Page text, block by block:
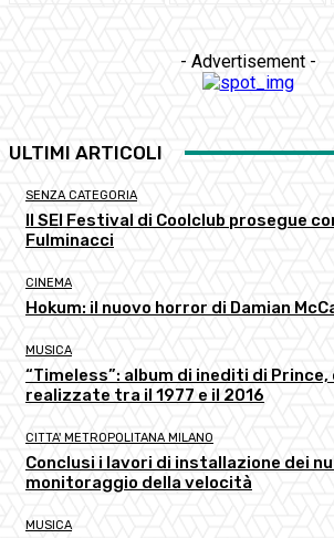
- Advertisement -
ULTIMI ARTICOLI
SENZA CATEGORIA
Il SEI Festival di Coolclub prosegue
Fulminacci
CINEMA
Hokum: il nuovo horror di Damian
MUSICA
“Timeless”: album di inediti di
realizzate tra il 1977 e il 2016
CITTA' METROPOLITANA MILANO
Conclusi i lavori di installazione dei
monitoraggio della velocità
MUSICA